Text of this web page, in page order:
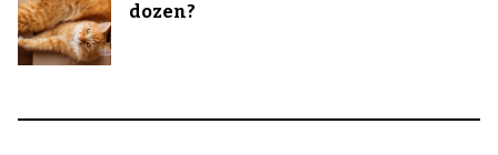
dozen?